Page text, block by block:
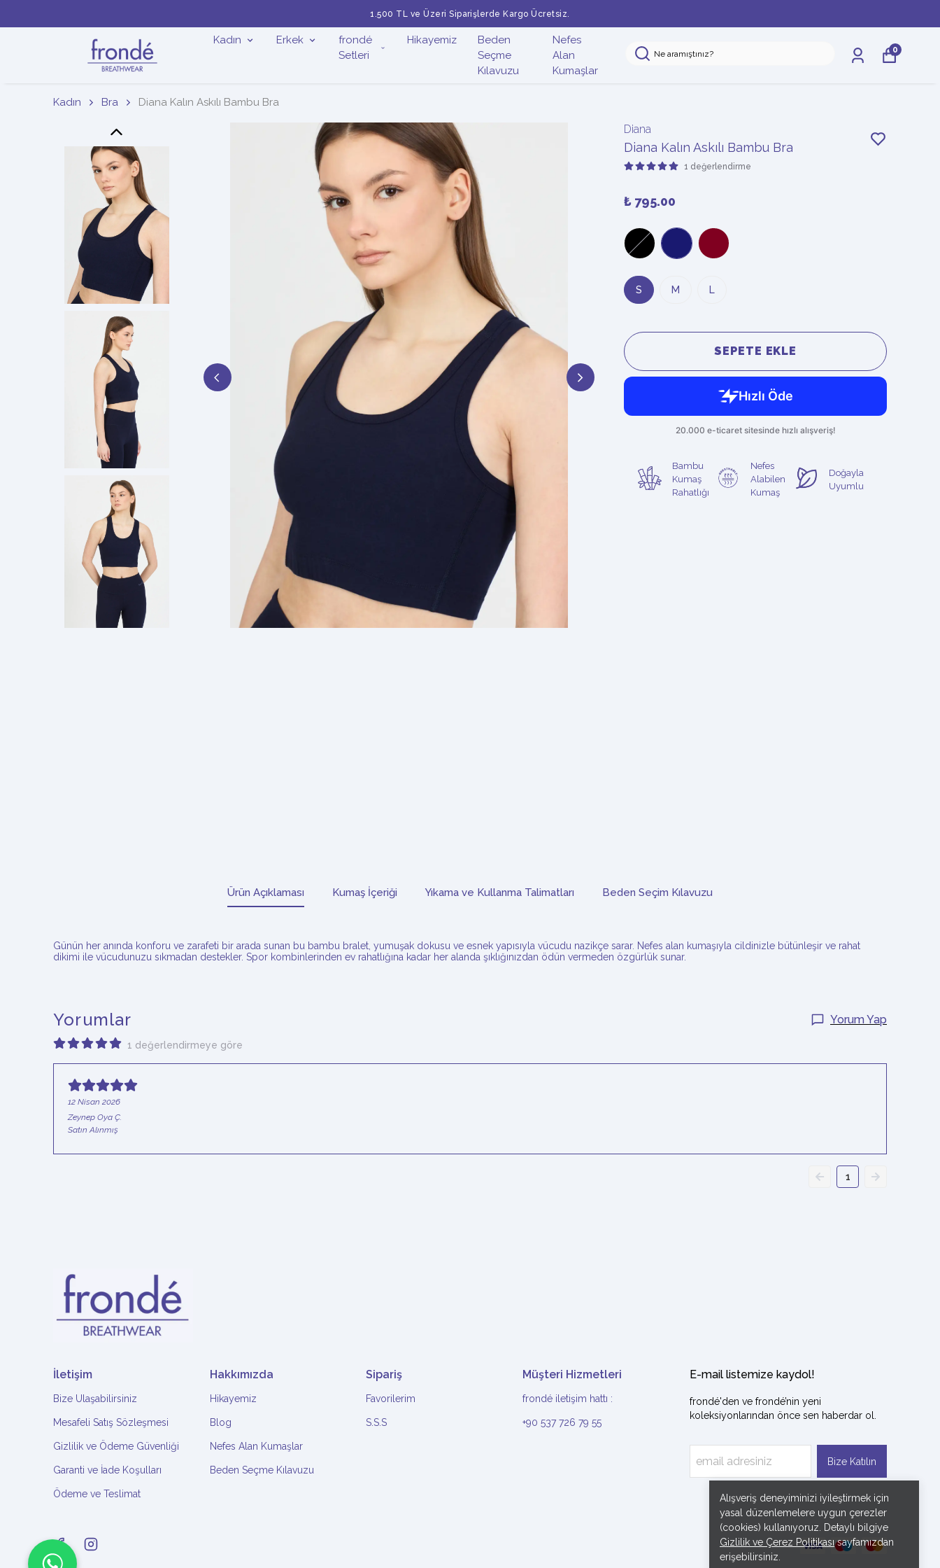
1.500 TL ve Üzeri Siparişlerde Kargo Ücretsiz.
Kadın Erkek
frondé
Setleri
Hikayemiz
Beden
Seçme
Kılavuzu
Nefes
Alan
Kumaşlar
0
Alışveriş deneyiminizi iyileştirmek için
yasal düzenlemelere uygun çerezler
(cookies) kullanıyoruz. Detaylı bilgiye
Gizlilik ve Çerez Politikasısayfamızdan
erişebilirsiniz.
Kadın Bra Diana Kalın Askılı Bambu Bra
Diana
Diana Kalın Askılı Bambu Bra
1 değerlendirme
₺ 795.00
S M L
SEPETE EKLE
Bambu
Kumaş
Rahatlığı
Nefes
Alabilen
Kumaş
Doğayla
Uyumlu
Ürün Açıklaması Kumaş İçeriği Yıkama ve Kullanma Talimatları Beden Seçim Kılavuzu
Günün her anında konforu ve zarafeti bir arada sunan bu bambu bralet, yumuşak dokusu ve esnek yapısıyla vücudu nazikçe sarar. Nefes alan kumaşıyla cildinizle bütünleşir ve rahat
dikimi ile vücudunuzu sıkmadan destekler. Spor kombinlerinden ev rahatlığına kadar her alanda şıklığınızdan ödün vermeden özgürlük sunar.
Yorumlar Yorum Yap
1 değerlendirmeye göre
12 Nisan 2026
Zeynep Oya Ç.
Satın Alınmış
1
İletişim
Bize Ulaşabilirsiniz
Mesafeli Satış Sözleşmesi
Gizlilik ve Ödeme Güvenliği
Garanti ve İade Koşulları
Ödeme ve Teslimat
Hakkımızda
Hikayemiz
Blog
Nefes Alan Kumaşlar
Beden Seçme Kılavuzu
Sipariş
Favorilerim
S.S.S
Müşteri Hizmetleri
frondé iletişim hattı :
+90 537 726 79 55
E-mail listemize kaydol!
frondé'den ve frondé’nin yeni
koleksiyonlarından önce sen haberdar ol.
Bize Katılın